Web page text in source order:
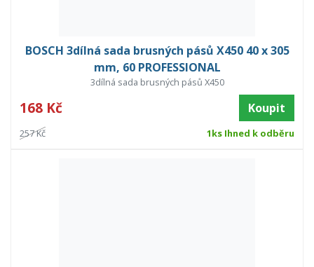
BOSCH 3dílná sada brusných pásů X450 40 x 305
mm, 60 PROFESSIONAL
3dílná sada brusných pásů X450
168 Kč Koupit
257 Kč 1ks Ihned k odběru